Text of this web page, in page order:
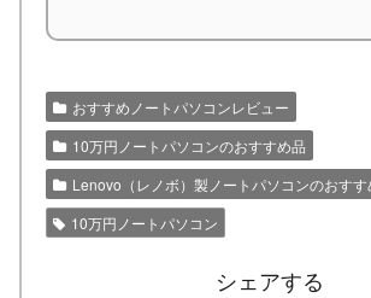
おすすめノートパソコンレビュー
10万円ノートパソコンのおすすめ品
Lenovo（レノボ）製ノートパソコンのおすす
10万円ノートパソコン
シェアする